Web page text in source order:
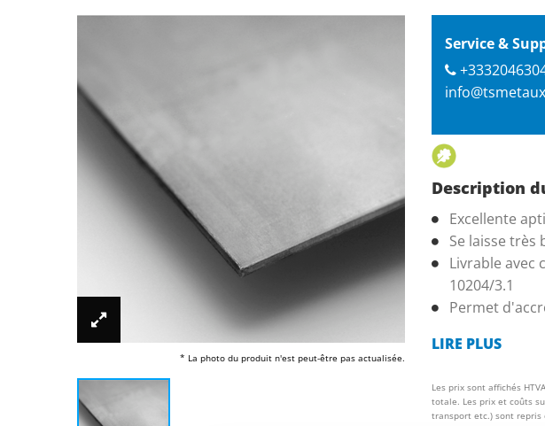
* La photo du produit n'est peut-être pas actualisée.
Service &
Description
Excellente
Se laisse très
Livrable avec
10204/3.1
Permet
LIRE PLUS
Les prix sont affichés
totale. Les prix et coûts
transport etc.) sont repris